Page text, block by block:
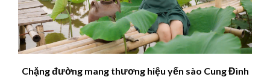
Chặng đường mang thương hiệu yến sào Cung Đình